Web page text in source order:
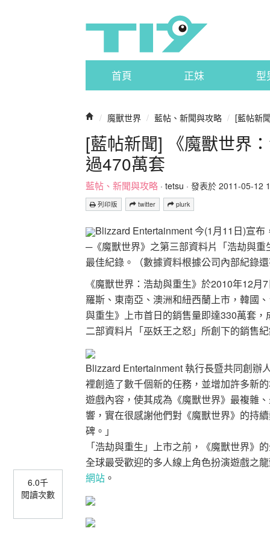
首頁 正妹 型
/ 魔獸世界 / 藍帖、新聞與攻略 / [藍帖新
[藍帖新聞] 《魔獸世界
過470萬套
藍帖、新聞與攻略 · tetsu · 發表於 2011-05-12
列印版 twitter plurk
6.0千
閱讀次數
Blizzard Entertainment 今(1月11日)宣
─《魔獸世界》之第三部資料片「浩劫與
最佳紀錄。（數據資料根據公司內部紀錄
《魔獸世界：浩劫與重生》於2010年12
羅斯、東南亞、澳洲和紐西蘭上市，韓國
與重生》上市首日的銷售量即達330萬套
二部資料片「巫妖王之怒」所創下的銷售紀
Blizzard Entertainment 執行長暨共同創辦
裡創造了數千個新的任務，並增加許多新
遊戲內容，使其成為《魔獸世界》最複雜
響，實在很感謝他們對《魔獸世界》的持
碑。」
「浩劫與重生」上市之前，《魔獸世界》
全球最受歡迎的多人線上角色扮演遊戲之
網站 。